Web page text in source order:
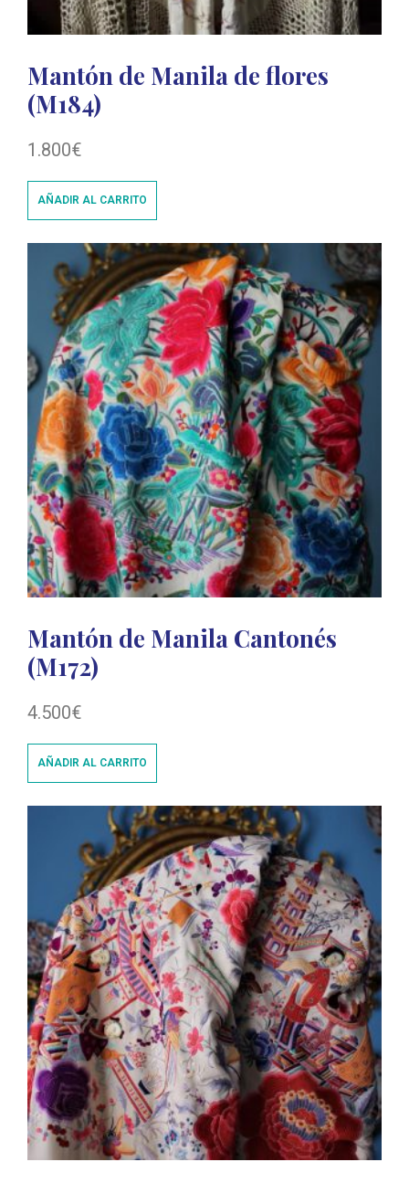
Mantón de Manila de flores
(M184)
1.800€
AÑADIR AL CARRITO
Mantón de Manila Cantonés
(M172)
4.500€
AÑADIR AL CARRITO